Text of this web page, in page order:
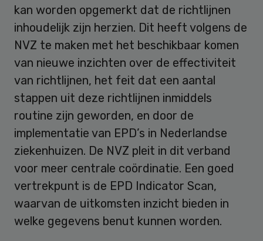
kan worden opgemerkt dat de richtlijnen
inhoudelijk zijn herzien. Dit heeft volgens de
NVZ te maken met het beschikbaar komen
van nieuwe inzichten over de effectiviteit
van richtlijnen, het feit dat een aantal
stappen uit deze richtlijnen inmiddels
routine zijn geworden, en door de
implementatie van EPD’s in Nederlandse
ziekenhuizen. De NVZ pleit in dit verband
voor meer centrale coördinatie. Een goed
vertrekpunt is de EPD Indicator Scan,
waarvan de uitkomsten inzicht bieden in
welke gegevens benut kunnen worden.